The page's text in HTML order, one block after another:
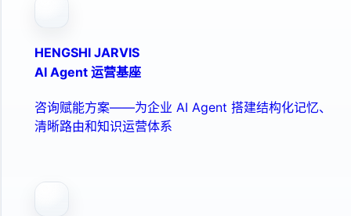
HENGSHI JARVIS
AI Agent 运营基座
咨询赋能方案——为企业 AI Agent 搭建结构化记忆、
清晰路由和知识运营体系